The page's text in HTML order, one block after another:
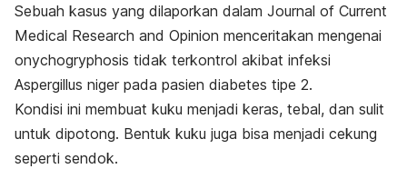
Sebuah kasus yang dilaporkan dalam Journal of Current
Medical Research and Opinion menceritakan mengenai
onychogryphosis tidak terkontrol akibat infeksi
Aspergillus niger pada pasien diabetes tipe 2.
Kondisi ini membuat kuku menjadi keras, tebal, dan sulit
untuk dipotong. Bentuk kuku juga bisa menjadi cekung
seperti sendok.